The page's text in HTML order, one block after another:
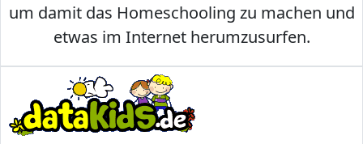
um damit das Homeschooling zu machen und
etwas im Internet herumzusurfen.